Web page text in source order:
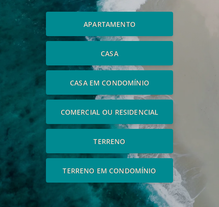
APARTAMENTO
CASA
CASA EM CONDOMÍNIO
COMERCIAL OU RESIDENCIAL
TERRENO
TERRENO EM CONDOMÍNIO